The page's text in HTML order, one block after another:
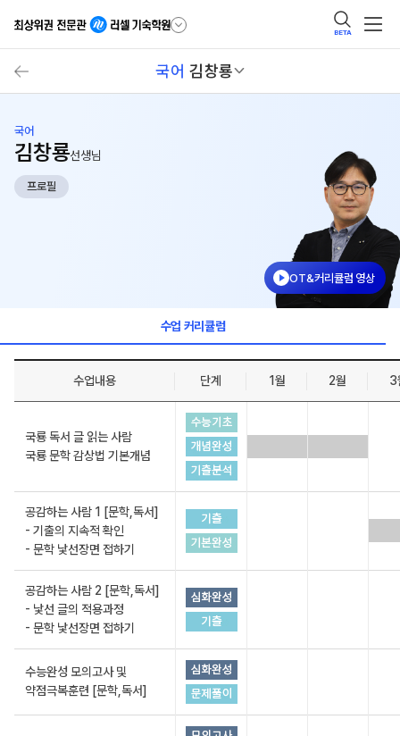
BETA
국어 김창룡
국어
김창룡선생님
프로필
OT&커리큘럼 영상
수업 커리큘럼
수업내용 단계 1월 2월 3
국룡 독서 글 읽는 사람
국룡 문학 감상법 기본개념
공감하는 사람 1 [문학,독서]
- 기출의 지속적 확인
- 문학 낯선장면 접하기
공감하는 사람 2 [문학,독서]
- 낯선 글의 적용과정
- 문학 낯선장면 접하기
수능완성 모의고사 및
약점극복훈련 [문학,독서]